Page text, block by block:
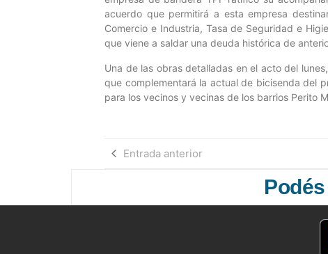
acuerdo que permitirá a esta empresa
Comercio e Industria, Tasa de Seguridad e
que viene a saldar una deuda histórica de
Una de las obras detalladas en el acto del
que complementará la actual de bicisenda del
para los vecinos y vecinas de los barrios Perito
Entrada anterior